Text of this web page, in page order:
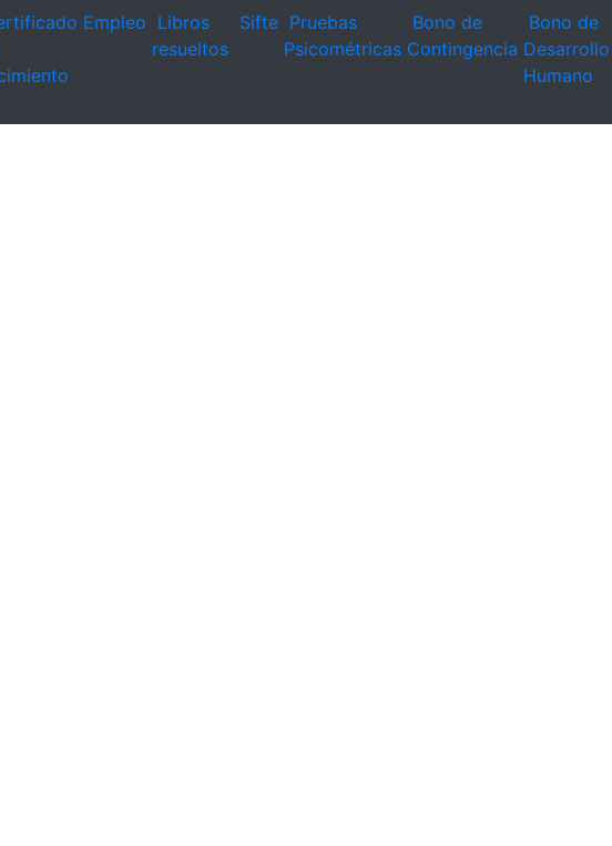
Empleo Libros
resueltos
Sifte Pruebas
Psicométricas
Bono de
Contingencia
Bono de
Desarrollo
Humano